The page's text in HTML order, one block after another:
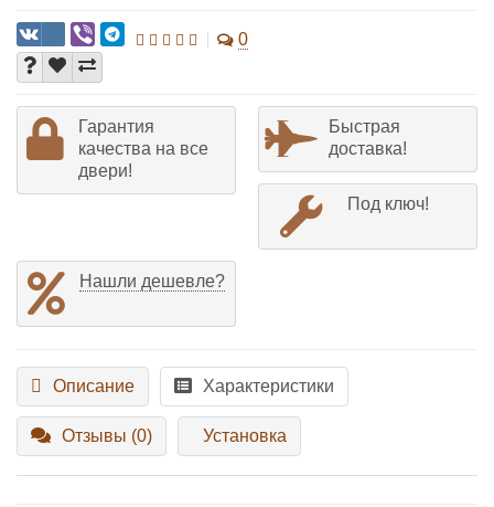
0
Гарантия
качества на все
двери!
Быстрая
доставка!
Под ключ!
Нашли дешевле?
Описание Характеристики
Отзывы (0) Установка